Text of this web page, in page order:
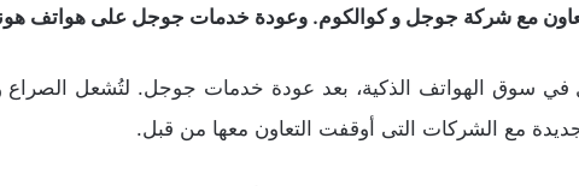
مع شركة جوجل و كوالكوم. وعودة خدمات جوجل على هواتف هونر
سوق الهواتف الذكية، بعد عودة خدمات جوجل. لتُشعل الصراع
مع الشركات التى أوقفت التعاون معها من قبل.